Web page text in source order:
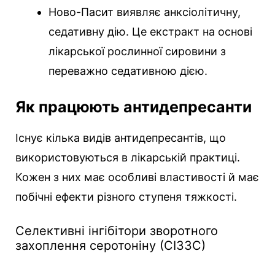
Ново-Пасит виявляє анксіолітичну,
седативну дію. Це екстракт на основі
лікарської рослинної сировини з
переважно седативною дією.
Як працюють антидепресанти
Існує кілька видів антидепресантів, що
використовуються в лікарській практиці.
Кожен з них має особливі властивості й має
побічні ефекти різного ступеня тяжкості.
Селективні інгібітори зворотного
захоплення серотоніну (СІЗЗС)